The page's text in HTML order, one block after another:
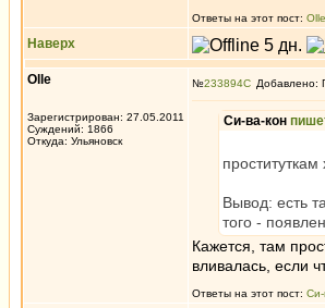
Ответы на этот пост: Olle
Наверх
Olle
Зарегистрирован: 27.05.2011
Суждений: 1866
Откуда: Ульяновск
№233894 Добавлено:
Си-ва-кон
Вывод: есть
того -
Кажется, там
вливалась, если
Ответы на этот пост: Си-